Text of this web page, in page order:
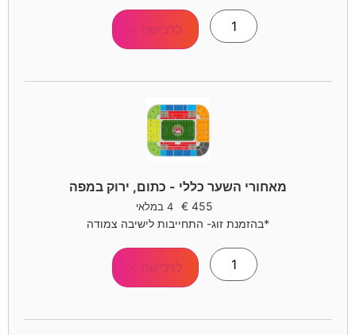
לרכישה >
מאחורי השער כללי - כתום, ירוק במפה
455
€ 4 במלאי
*בהזמנת זוג- התחייבות לישיבה צמודה
לרכישה >